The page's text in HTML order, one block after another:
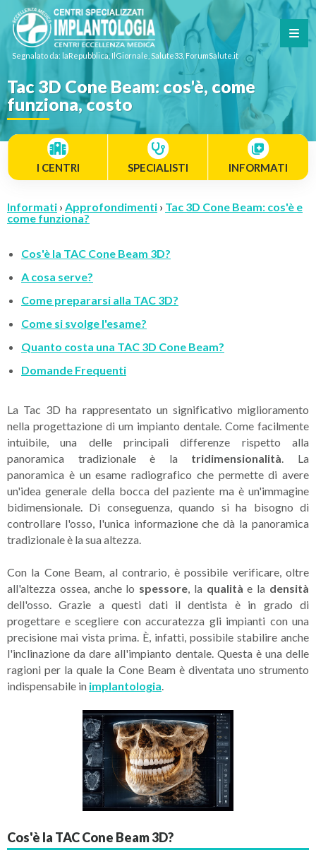
Segnalato da: laRepubblica, IlGiornale, Salute33, ForumSalute.it
Tac 3D Cone Beam: cos'è, come
funziona, costo
I CENTRI SPECIALISTI INFORMATI
Informati › Approfondimenti › Tac 3D Cone Beam: cos'è e
come funziona?
Cos'è la TAC Cone Beam 3D?
A cosa serve?
Come prepararsi alla TAC 3D?
Come si svolge l'esame?
Quanto costa una TAC 3D Cone Beam?
Domande Frequenti
La Tac 3D ha rappresentato un significativo miglioramento
nella progettazione di um impianto dentale. Come facilmente
intuibile, una delle principali differenze rispetto alla
panoramica tradizionale è la tridimensionalità. La
panoramica è un esame radiografico che permette di avere
un'idea generale della bocca del paziente ma è un'immagine
bidimensionale. Di conseguenza, quando si ha bisogno di
controllare l'osso, l'unica informazione che dà la panoramica
tradizionale è la sua altezza.
Con la Cone Beam, al contrario, è possibile verificare, oltre
all'altezza ossea, anche lo spessore, la qualità e la densità
dell'osso. Grazie a questi dati il dentista è in grado di
progettare e scegliere con accuratezza gli impianti con una
precisione mai vista prima. È, infatti, possibile stabilire anche
l'inclinazione da dare all'impianto dentale. Questa è una delle
ragioni per la quale la Cone Beam è diventata uno strumento
indispensabile in implantologia.
Cos'è la TAC Cone Beam 3D?